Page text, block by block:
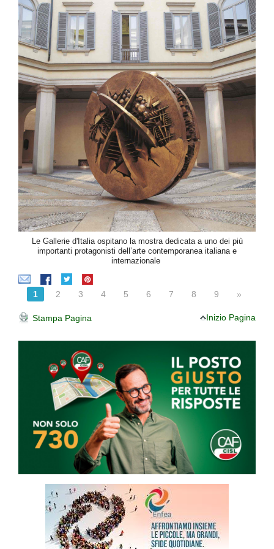
Le Gallerie d'Italia ospitano la mostra dedicata a uno dei più
importanti protagonisti dell’arte contemporanea italiana e
internazionale
1 2 3 4 5 6 7 8 9 »
Stampa Pagina Inizio Pagina